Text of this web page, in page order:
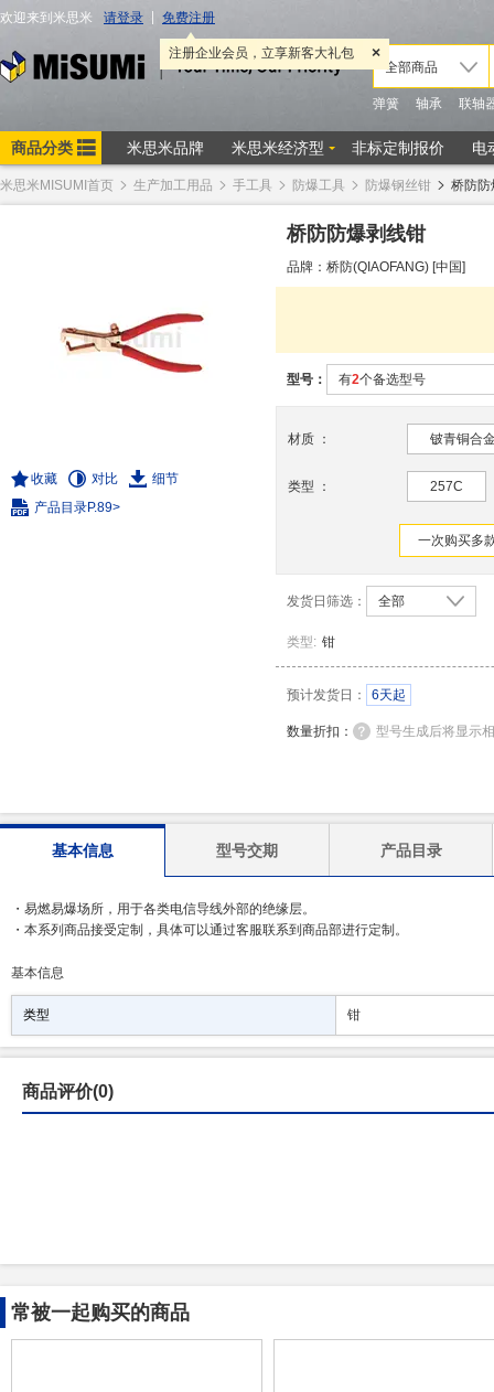
米思米MISUMI首页 生产加工用品 手工具 防爆工具 防爆钢丝钳 桥防防
收藏 对比
细节
产品目录P.89>
桥防防爆剥线钳
品牌：桥防(QIAOFANG) [中国]
型号： 有2个备选型号
材质 ： 铍青铜合
类型 ： 257C
一次购买多
发货日筛选： 全部
类型: 钳
预计发货日： 6天起
数量折扣： 型号生成后将显示
基本信息 型号交期 产品目录
・易燃易爆场所，用于各类电信导线外部的绝缘层。
・本系列商品接受定制，具体可以通过客服联系到商品部进行定制。
基本信息
类型 钳
商品评价(0)
常被一起购买的商品